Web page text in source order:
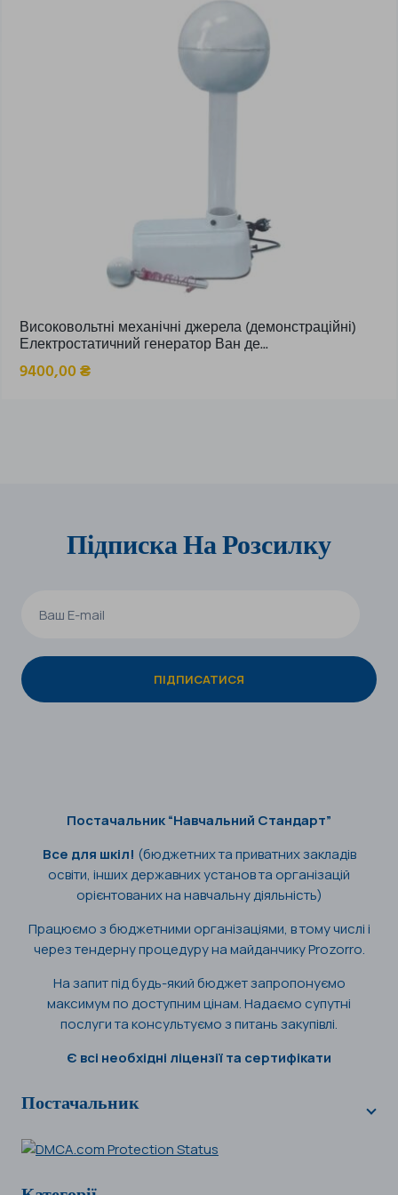
Високовольтні механічні джерела (демонстраційні)
Електростатичний генератор Ван де...
9400,00₴
Підписка На Розсилку
Постачальник “Навчальний Стандарт”
Все для шкіл! (бюджетних та приватних закладів
освіти, інших державних установ та організацій
орієнтованих на навчальну діяльність)
Працюємо з бюджетними організаціями, в тому числі і
через тендерну процедуру на майданчику Prozorro.
На запит під будь-який бюджет запропонуємо
максимум по доступним цінам. Надаємо супутні
послуги та консультуємо з питань закупівлі.
Є всі необхідні ліцензії та сертифікати
Постачальник